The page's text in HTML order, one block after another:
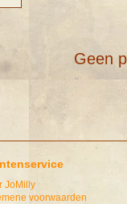
Geen
JoMilly
voorwaarden